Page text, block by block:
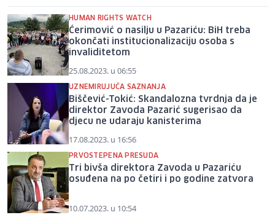
HUMAN RIGHTS WATCH
Ćerimović o nasilju u Pazariću: BiH treba
okončati institucionalizaciju osoba s
invaliditetom
25.08.2023. u 06:55
UZNEMIRUJUĆA SAZNANJA
Biščević-Tokić: Skandalozna tvrdnja da je
direktor Zavoda Pazarić sugerisao da
djecu ne udaraju kanisterima
17.08.2023. u 16:56
PRVOSTEPENA PRESUDA
Tri bivša direktora Zavoda u Pazariću
osuđena na po četiri i po godine zatvora
10.07.2023. u 10:54